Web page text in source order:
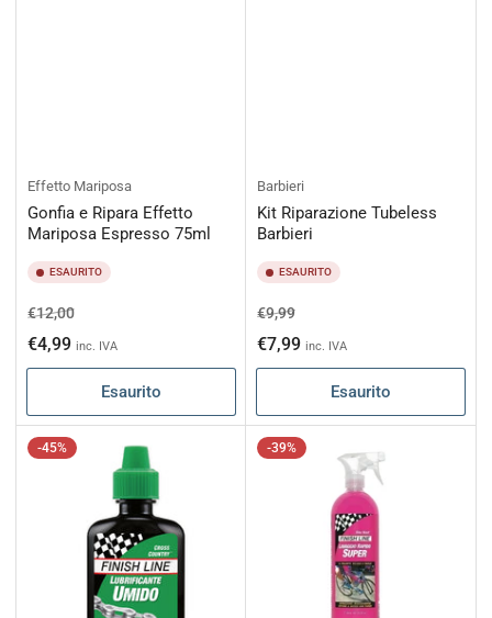
Effetto Mariposa
Gonfia e Ripara Effetto
Mariposa Espresso 75ml
ESAURITO
Prezzo
di
listino
€12,00Prezzo
scontato
€4,99 inc. IVA
Esaurito
Barbieri
Kit Riparazione Tubeless
Barbieri
ESAURITO
Prezzo
di
listino
€9,99Prezzo
scontato
€7,99 inc. IVA
Esaurito
-45% -39%